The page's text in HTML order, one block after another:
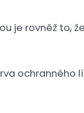
je rovněž to,